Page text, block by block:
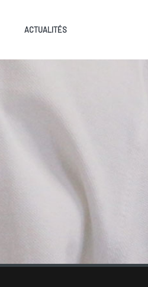
ACTUALITÉS